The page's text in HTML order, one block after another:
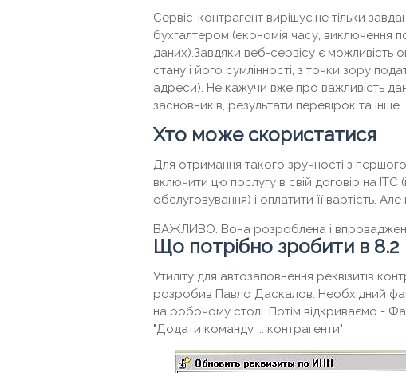
Сервіс-контрагент вирішує не тільки
бухгалтером (економія часу, виключення
даних).Завдяки веб-сервісу є можливість
стану і його сумлінності, з точки зору
адреси). Не кажучи вже про важливість
засновників, результати перевірок та інше.
Хто може скористатися
Для отримання такого зручності з
включити цю послугу в свій договір на ІТС
обслуговування) і оплатити її вартість.
ВАЖЛИВО. Вона розроблена і
Що потрібно зробити в 8.2
Утиліту для автозаповнення реквізитів
розробив Павло Даскалов. Необхідний
на робочому столі. Потім відкриваємо -
"Додати команду ... контрагенти"